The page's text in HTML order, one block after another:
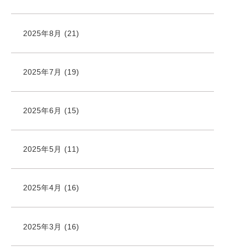
2025年8月 (21)
2025年7月 (19)
2025年6月 (15)
2025年5月 (11)
2025年4月 (16)
2025年3月 (16)